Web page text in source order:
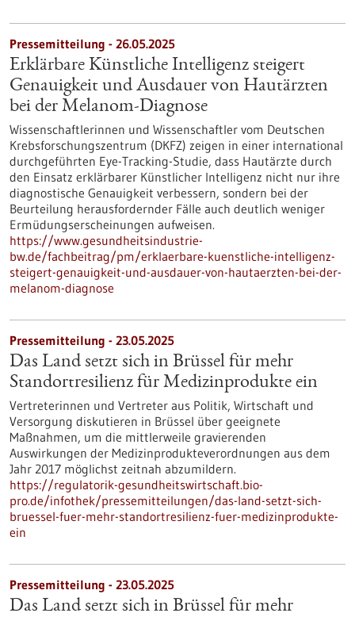
Pressemitteilung - 26.05.2025
Erklärbare Künstliche Intelligenz steigert
Genauigkeit und Ausdauer von Hautärzten
bei der Melanom-Diagnose
Wissenschaftlerinnen und Wissenschaftler vom Deutschen
Krebsforschungszentrum (DKFZ) zeigen in einer international
durchgeführten Eye-Tracking-Studie, dass Hautärzte durch
den Einsatz erklärbarer Künstlicher Intelligenz nicht nur ihre
diagnostische Genauigkeit verbessern, sondern bei der
Beurteilung herausfordernder Fälle auch deutlich weniger
Ermüdungserscheinungen aufweisen.
https://www.gesundheitsindustrie-
bw.de/fachbeitrag/pm/erklaerbare-kuenstliche-intelligenz-
steigert-genauigkeit-und-ausdauer-von-hautaerzten-bei-der-
melanom-diagnose
Pressemitteilung - 23.05.2025
Das Land setzt sich in Brüssel für mehr
Standortresilienz für Medizinprodukte ein
Vertreterinnen und Vertreter aus Politik, Wirtschaft und
Versorgung diskutieren in Brüssel über geeignete
Maßnahmen, um die mittlerweile gravierenden
Auswirkungen der Medizinprodukteverordnungen aus dem
Jahr 2017 möglichst zeitnah abzumildern.
https://regulatorik-gesundheitswirtschaft.bio-
pro.de/infothek/pressemitteilungen/das-land-setzt-sich-
bruessel-fuer-mehr-standortresilienz-fuer-medizinprodukte-
ein
Pressemitteilung - 23.05.2025
Das Land setzt sich in Brüssel für mehr